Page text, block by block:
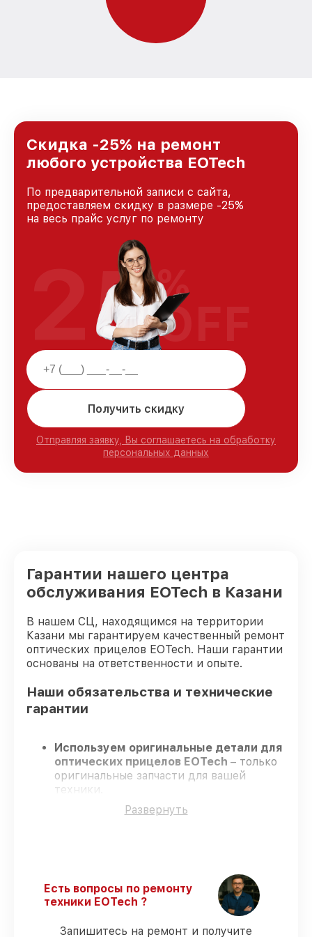
Скидка -25% на ремонт
любого устройства EOTech
По предварительной записи с сайта,
предоставляем скидку в размере -25%
на весь прайс услуг по ремонту
Получить скидку
Отправляя заявку, Вы соглашаетесь на обработку
персональных данных
25%
OFF
Гарантии нашего центра
обслуживания EOTech в Казани
В нашем СЦ, находящимся на территории
Казани мы гарантируем качественный ремонт
оптических прицелов EOTech. Наши гарантии
основаны на ответственности и опыте.
Наши обязательства и технические
гарантии
Используем оригинальные детали для
оптических прицелов EOTech – только
оригинальные запчасти для вашей
техники.
Опытные специалисты
регулярное обучение, что подтверждает
Официальная гарантия
– на все услуги
и детали для оптических прицелов
EOTech предоставляется гарантия до 3-х
лет.
Развернуть
Есть вопросы по ремонту
техники EOTech ?
Запишитесь на ремонт и получите